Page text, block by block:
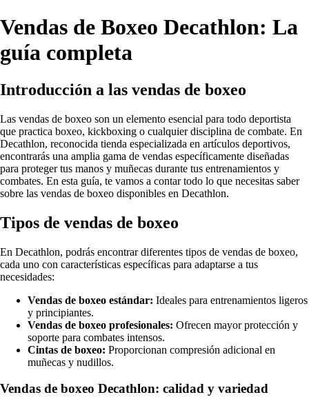
Vendas de Boxeo Decathlon: La
guía completa
Introducción a las vendas de boxeo
Las vendas de boxeo son un elemento esencial para todo deportista
que practica boxeo, kickboxing o cualquier disciplina de combate. En
Decathlon, reconocida tienda especializada en artículos deportivos,
encontrarás una amplia gama de vendas específicamente diseñadas
para proteger tus manos y muñecas durante tus entrenamientos y
combates. En esta guía, te vamos a contar todo lo que necesitas saber
sobre las vendas de boxeo disponibles en Decathlon.
Tipos de vendas de boxeo
En Decathlon, podrás encontrar diferentes tipos de vendas de boxeo,
cada uno con características específicas para adaptarse a tus
necesidades:
Vendas de boxeo estándar: Ideales para entrenamientos ligeros
y principiantes.
Vendas de boxeo profesionales: Ofrecen mayor protección y
soporte para combates intensos.
Cintas de boxeo: Proporcionan compresión adicional en
muñecas y nudillos.
Vendas de boxeo Decathlon: calidad y variedad